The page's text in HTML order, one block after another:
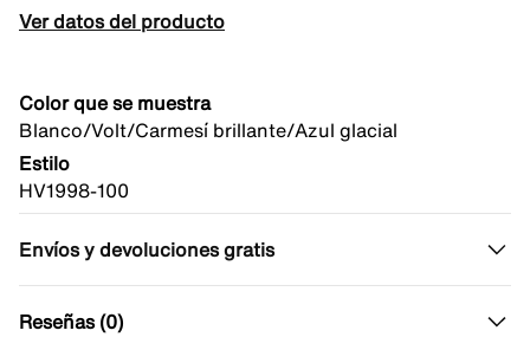
Ver datos del producto
Color que se muestra
Blanco/Volt/Carmesí brillante/Azul glacial
Estilo
HV1998-100
Envíos y devoluciones gratis
Reseñas (0)